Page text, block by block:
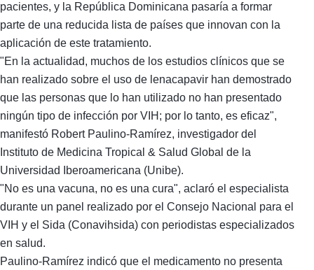
pacientes, y la República Dominicana pasaría a formar
parte de una reducida lista de países que innovan con la
aplicación de este tratamiento.
"En la actualidad, muchos de los estudios clínicos que se
han realizado sobre el uso de lenacapavir han demostrado
que las personas que lo han utilizado no han presentado
ningún tipo de infección por VIH; por lo tanto, es eficaz",
manifestó Robert Paulino-Ramírez, investigador del
Instituto de Medicina Tropical & Salud Global de la
Universidad Iberoamericana (Unibe).
"No es una vacuna, no es una cura", aclaró el especialista
durante un panel realizado por el Consejo Nacional para el
VIH y el Sida (Conavihsida) con periodistas especializados
en salud.
Paulino-Ramírez indicó que el medicamento no presenta